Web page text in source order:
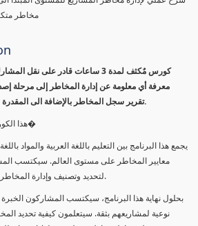
مخاطر
كورس مٌكثف لمدة 3 ساعات قادر على
معرفة أي معلومة عن إدارة المخاطر إلى مرحلة
تقرير سجل المخاطر بالإضافة الى المقدرة التامية لإدارة مخاطر المشاريع.
هذا الكورس للمبتدئين الراغبين في تط�
يجمع هذا البرنامج بين التعليم باللغة العربية والمواد
معايير المخاطر على مستوى العالم. سيكتسب
لتحديد وتصنيف وإدارة المخاطر على مدار دورة حياة المشروع.
بحلول نهاية هذا البرنامج، سيكتسب المشاركون الخبرة
نوعية لمشاريعهم بثقة. سيتعلمون كيفية تحديد